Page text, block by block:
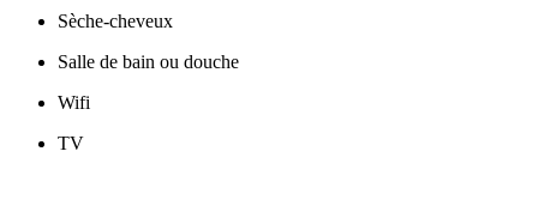
Sèche-cheveux
Salle de bain ou douche
Wifi
TV